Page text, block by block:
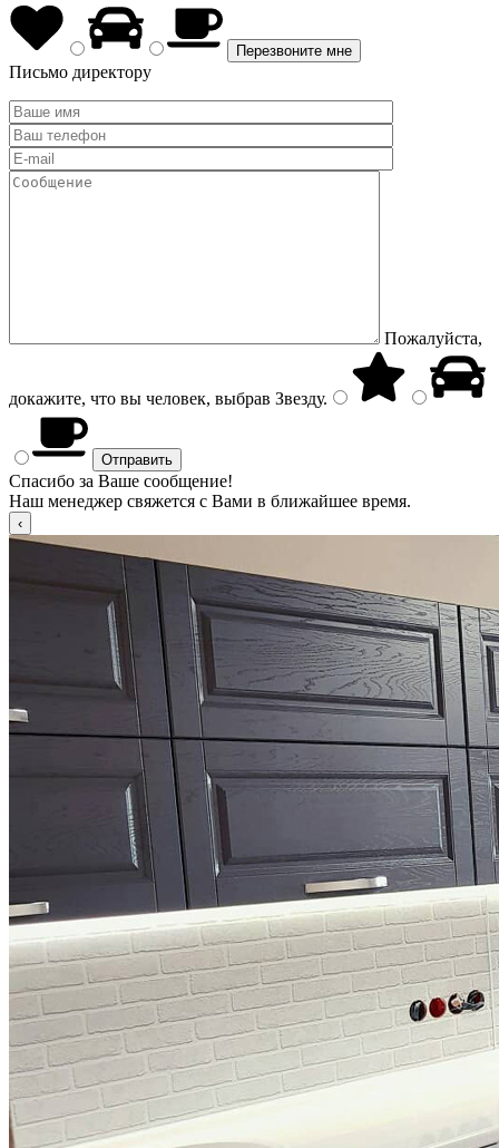
Письмо директору
Пожалуйста,
докажите, что вы человек, выбрав Звезду.
Спасибо за Ваше сообщение!
Наш менеджер свяжется с Вами в ближайшее время.